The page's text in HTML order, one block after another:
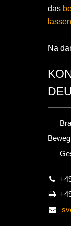
das
lassen
Na